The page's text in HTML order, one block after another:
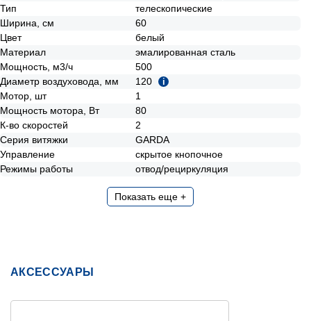
Тип
телескопические
Ширина, см
60
Цвет
белый
Материал
эмалированная сталь
Мощность, м3/ч
500
Диаметр воздуховода, мм
120 i
Мотор, шт
1
Мощность мотора, Вт
80
К-во скоростей
2
Серия витяжки
GARDA
Управление
скрытое кнопочное
Режимы работы
отвод/рециркуляция
Показать еще +
АКСЕССУАРЫ